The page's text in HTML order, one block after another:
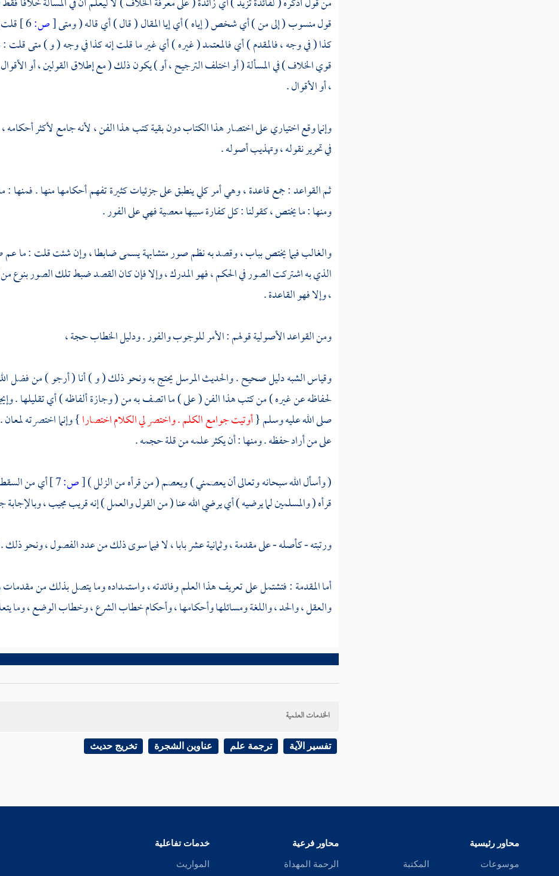
قول منسوب ( إلى من ) أي شخص ( إياه ) أي إيا المقال ( قال ) أي قاله ( ومتى[ص:
كذا ( في وجه ، فالمقدم ) أي فالمعتمد ( غيره ) أي غير ما قلت إنه كذا في وجه ( و ) متى
قوي الخلاف ) في المسألة ( أو اختلف الترجيح ، أو ) يكون ذلك ( مع إطلاق القولين ، أو
، أو الأقوال .
وإنما وقع اختياري على اختصار هذا الكتاب دون بقية كتب هذا الفن ، لأنه جامع لأكثر
في تحرير نقوله ، وتهذيب أصوله .
ثم القواعد : جمع قاعدة ، وهي أمر كلي ينطبق على جزئيات كثيرة تفهم أحكامها منها . فمنها
ومنها : ما يختص ، كقولنا : كل كفارة سببها معصية فهي على الفور .
والغالب فيما يختص بباب ، وقصد به نظم صور متشابهة يسمى ضابطا ، وإن شئت قلت : ما عم
الذي به اشتركت الصور في الحكم ، فهو المدرك ، وإلا فإن كان القصد ضبط تلك الصور بنوع
، وإلا فهو القاعدة .
ومن القواعد الأصولية قولهم : الأمر للوجوب والفور . ودليل الخطاب حجة ،
وقياس الشبه دليل صحيح . والحديث المرسل يحتج به ونحو ذلك ( و ) أنا ( أرجو ) من فضل
لحفاظه عن غيره ) من كتب هذا الفن ( على ) ما اتصف به من ( وجازة ألفاظه ) أي تقليلها .
صلى الله عليه وسلم {أوتيت جوامع الكلم . واختصر لي الكلام اختصارا} وإنما اختصرته
على من أراد حفظه . ومنها : أن يكثر علمه من قلة حجمه .
( وأسأل الله سبحانه وتعالى أن يعصمني ) ويعصم ( من قرأه من الزلل )[ص:
أي من
قرأه ( والمسلمين لما يرضيه ) أي يرضي الله عنا ( من القول والعمل ) إنه قريب مجيب ، وبالإجابة
ورتبته - كأصله - على مقدمة ، وثمانية عشر بابا ، لا فيما سوى ذلك من عدد الفصول ، ونحو ذلك .
أما المقدمة : فتشتمل على تعريف هذا العلم وفائدته ، واستمداده وما يتصل بذلك من مقدمات
والعقل ، والحد ، واللغة ومسائلها وأحكامها ، وأحكام خطاب الشرع ، وخطاب الوضع ، وما
الخدمات العلمية
تفسير الآية ترجمة علم عناوين الشجرة تخريج حديث
محاور رئيسية
موسوعات المكتبة
محاور فرعية
الرحمة المهداة
خدمات تفاعلية
المواريث